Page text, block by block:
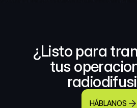
¿Listo para
tus
HÁBLANOS